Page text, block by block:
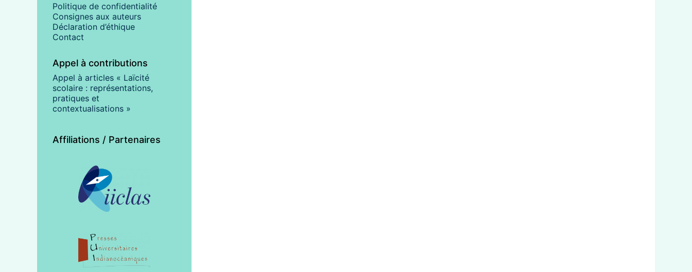
Politique de confidentialité
Consignes aux auteurs
Déclaration d’éthique
Contact
Appel à contributions
Appel à articles « Laïcité
scolaire : représentations,
pratiques et
contextualisations »
Affiliations / Partenaires